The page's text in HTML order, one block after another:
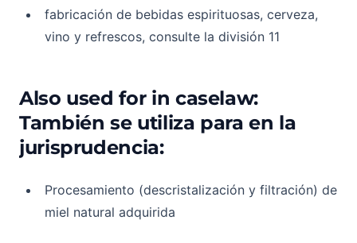
fabricación de bebidas espirituosas, cerveza,
vino y refrescos, consulte la división 11
Also used for in caselaw:
También se utiliza para en la
jurisprudencia:
Procesamiento (descristalización y filtración) de
miel natural adquirida